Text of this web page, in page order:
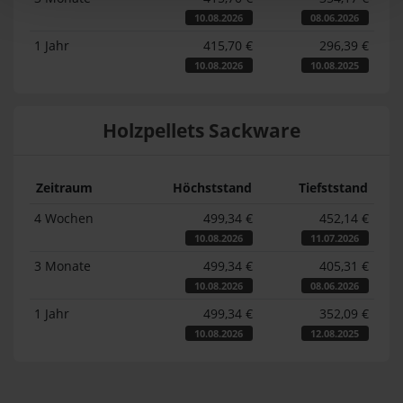
10.08.2026 08.06.2026
1 Jahr 415,70 €
10.08.2026
296,39 €
10.08.2025
Holzpellets Sackware
Zeitraum Höchststand
Tiefststand
4 Wochen
499,34 €
10.08.2026
452,14 €
11.07.2026
3 Monate 499,34 €
10.08.2026
405,31 €
08.06.2026
1 Jahr 499,34 €
10.08.2026
352,09 €
12.08.2025